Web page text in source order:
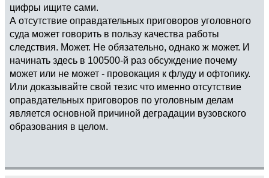
цифры ищите сами.
А отсутствие оправдательных приговоров уголовного
суда может говорить в пользу качества работы
следствия. Может. Не обязательно, однако ж может. И
начинать здесь в 100500-й раз обсуждение почему
может или не может - провокация к флуду и офтопику.
Или доказывайте свой тезис что именно отсутствие
оправдательных приговоров по уголовным делам
является основной причиной деградации вузовского
образования в целом.